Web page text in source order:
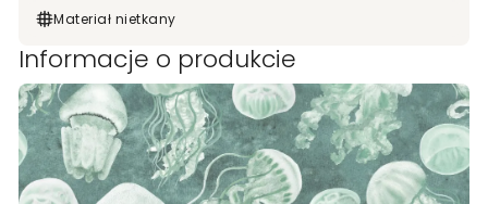
Materiał nietkany
Informacje o produkcie